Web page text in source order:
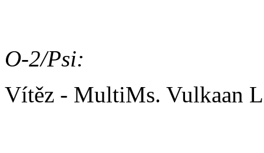
O-2/Psi:
Vítěz - MultiMs. Vulkaan